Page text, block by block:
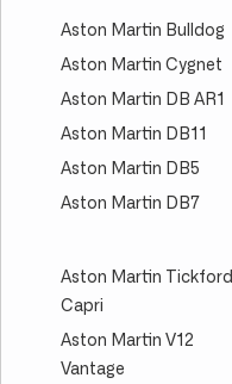
Aston Martin Bulldog
Aston Martin Cygnet
Aston Martin DB AR1
Aston Martin DB11
Aston Martin DB5
Aston Martin DB7
Aston Martin Tickford
Capri
Aston Martin V12
Vantage